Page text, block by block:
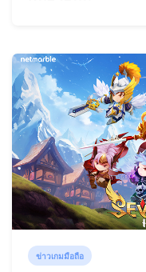
ข่าวเกมมือถือ